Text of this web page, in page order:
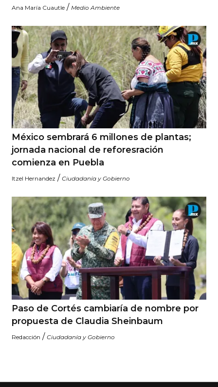
Ana María Cuautle / Medio Ambiente
México sembrará 6 millones de plantas;
jornada nacional de reforesración
comienza en Puebla
Itzel Hernandez / Ciudadanía y Gobierno
Paso de Cortés cambiaría de nombre por
propuesta de Claudia Sheinbaum
Redacción / Ciudadanía y Gobierno